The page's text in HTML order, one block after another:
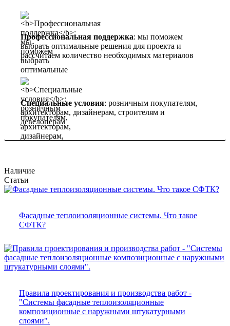
Профессиональная поддержка: мы поможем
выбрать оптимальные решения для проекта и
рассчитаем количество необходимых материалов
Специальные условия: розничным покупателям,
архитекторам, дизайнерам, строителям и
девелоперам
Наличие
Статьи
Фасадные теплоизоляционные системы. Что такое
СФТК?
Правила проектирования и производства работ -
"Системы фасадные теплоизоляционные
композиционные с наружными штукатурными
слоями".